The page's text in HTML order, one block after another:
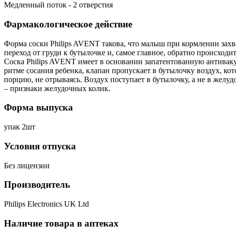
Медленный поток - 2 отверстия
Фармакологическое действие
Форма соски Philips AVENT такова, что малыш при кормлении
переход от груди к бутылочке и, самое главное, обратно
Соска Philips AVENT имеет в основании запатентованную
ритме сосания ребенка, клапан пропускает в бутылочку
порцию, не отрываясь. Воздух поступает в бутылочку, а не в
– признаки желудочных колик.
Форма выпуска
упак 2шт
Условия отпуска
Без лицензии
Производитель
Philips Electronics UK Ltd
Наличие товара в аптеках